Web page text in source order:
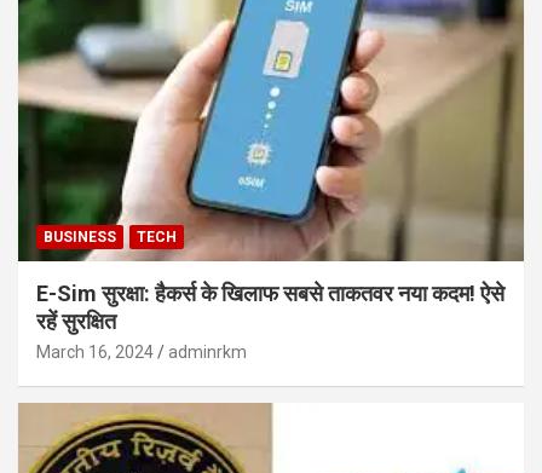
BUSINESS TECH
E-Sim सुरक्षा: हैकर्स के खिलाफ सबसे ताकतवर नया कदम! ऐसे
रहें सुरक्षित
March 16, 2024 adminrkm